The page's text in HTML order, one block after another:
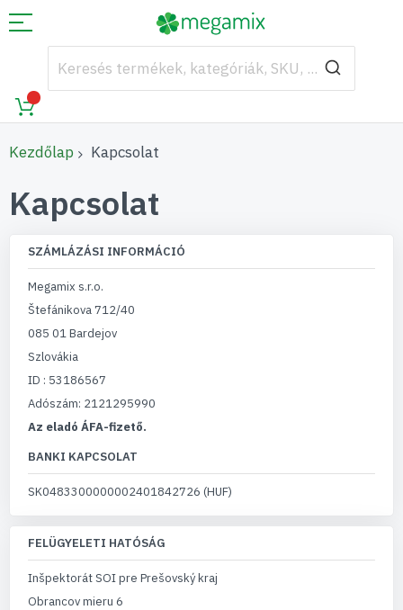
Kezdőlap Kapcsolat
Kapcsolat
SZÁMLÁZÁSI INFORMÁCIÓ
Megamix s.r.o.
Štefánikova 712/40
085 01 Bardejov
Szlovákia
ID : 53186567
Adószám: 2121295990
Az eladó ÁFA-fizető.
BANKI KAPCSOLAT
SK0483300000002401842726 (HUF)
FELÜGYELETI HATÓSÁG
Inšpektorát SOI pre Prešovský kraj
Obrancov mieru 6